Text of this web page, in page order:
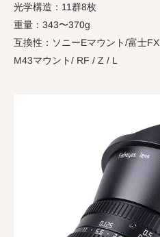
光学構造：11群8枚
重量：343〜370g
互換性：ソニーEマウント/富士
M43マウント/ RF / Z / L